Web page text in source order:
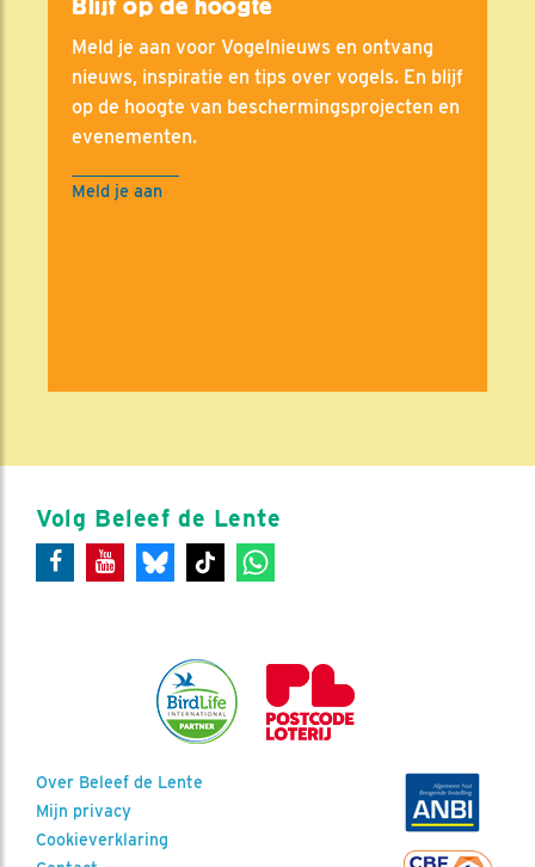
Meld je aan voor Vogelnieuws en ontvang
nieuws, inspiratie en tips over vogels. En blijf
op de hoogte van beschermingsprojecten en
evenementen.
Meld je aan
Volg Beleef de Lente
Over Beleef de Lente
Mijn privacy
Cookieverklaring